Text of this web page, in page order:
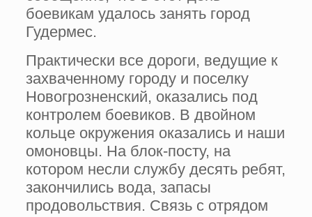
боевикам удалось занять город
Гудермес.
Практически все дороги, ведущие к
захваченному городу и поселку
Новогрозненский, оказались под
контролем боевиков. В двойном
кольце окружения оказались и наши
омоновцы. На блок-посту, на
котором несли службу десять ребят,
закончились вода, запасы
продовольствия. Связь с отрядом